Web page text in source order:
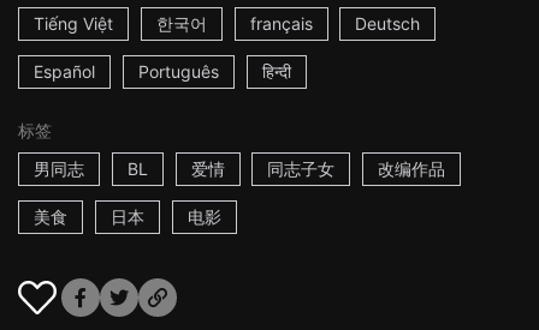
Tiếng Việt 한국어 français Deutsch
Español Português हिन्दी
标签
男同志
BL 爱情 同志子女 改编作品
美食 日本 电影